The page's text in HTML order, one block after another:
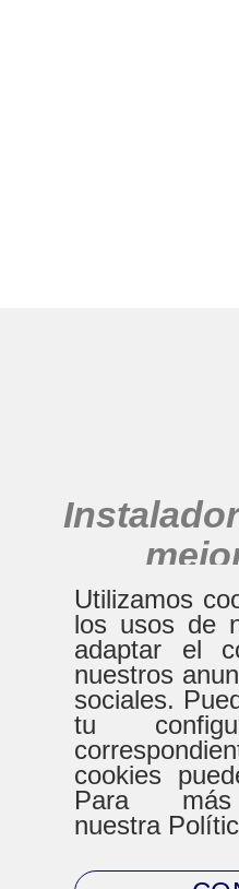
HORARIO
De Lunes a
8:30h a 20:30h
Utilizamos
los usos de
adaptar el
nuestros
sociales.
tu
cookies
Para
nuestra